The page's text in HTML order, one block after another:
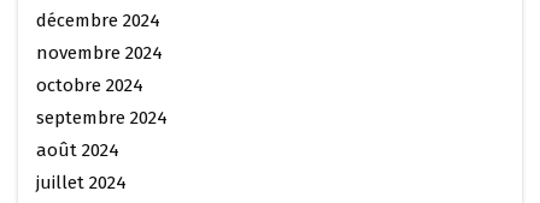
décembre 2024
novembre 2024
octobre 2024
septembre 2024
août 2024
juillet 2024